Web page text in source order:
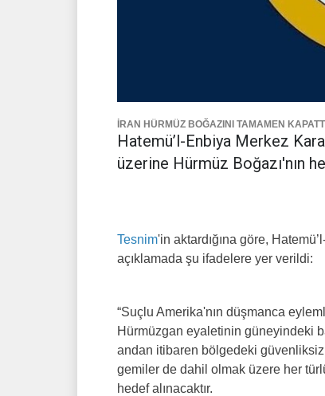
İRAN HÜRMÜZ BOĞAZINI TAMAMEN KAPATTI
Hatemü’l-Enbiya Merkez
üzerine Hürmüz Boğazı'nın
Tesnim'in aktardığına göre,
açıklamada şu ifadelere yer verildi:
“Suçlu Amerika'nın düşmanca
Hürmüzgan eyaletinin güneyindeki
andan itibaren bölgedeki
gemiler de dahil olmak üzere her
hedef alınacaktır.